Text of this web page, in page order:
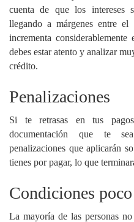
cuenta de que los intereses
llegando a márgenes entre
incrementa
debes estar atento y analizar
crédito.
Penalizaciones
Si te retrasas en tus
documentación que te
penalizaciones que aplicarán
tienes por pagar, lo que
Condiciones
La mayoría de las personas